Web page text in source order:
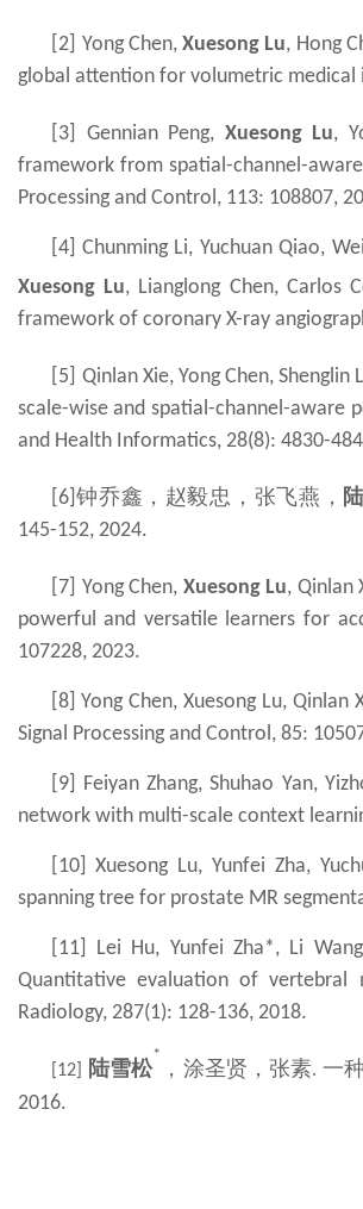
[2] Yong Chen,Xuesong Lu, Hong
global attention for volumetric medical
[3] Gennian Peng, Xuesong Lu,
framework from spatial-channel-
Processing and Control, 113: 108807,
[4] Chunming Li, Yuchuan Qiao,
Xuesong Lu, Lianglong Chen, Carlos
framework of coronary X-ray
[5] Qinlan Xie, Yong Chen, Shenglin
scale-wise and spatial-channel-aware
and Health Informatics, 28(8): 4830-
[6] 钟乔鑫，赵毅忠，张飞燕，
145-152, 2024.
[7] Yong Chen, Xuesong Lu, Qinlan
powerful and versatile learners for
107228, 2023.
[8] Yong Chen, Xuesong Lu,
Signal Processing and Control, 85:
[9] Feiyan Zhang, Shuhao Yan,
network with multi-scale context
[10] Xuesong Lu, Yunfei Zha,
spanning tree for prostate MR
[11] Lei Hu, Yunfei Zha*, Li
Quantitative evaluation of vertebral
Radiology, 287(1): 128-136, 2018.
[12] 陆雪松
*
， 涂圣贤，张素. 一
2016.